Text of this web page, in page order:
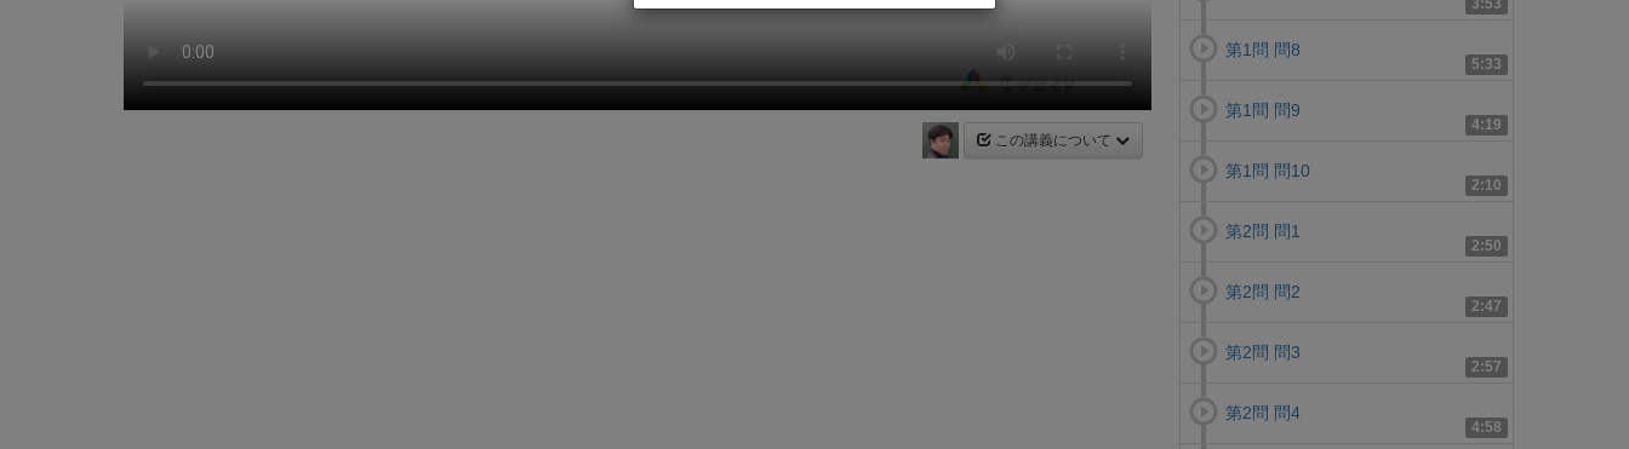
この講義について
3:53
5:33
第1問 問8
4:19
第1問 問9
2:10
第1問 問10
2:50
第2問 問1
2:47
第2問 問2
2:57
第2問 問3
4:58
第2問 問4